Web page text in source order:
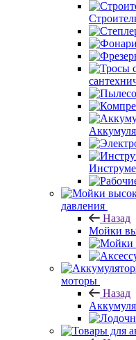
давления
Назад
Мойки
моторы
Назад